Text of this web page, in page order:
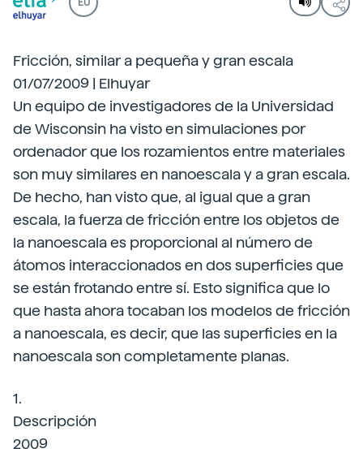
EU
Fricción, similar a pequeña y gran escala
01/07/2009 | Elhuyar
Un equipo de investigadores de la Universidad
de Wisconsin ha visto en simulaciones por
ordenador que los rozamientos entre materiales
son muy similares en nanoescala y a gran escala.
De hecho, han visto que, al igual que a gran
escala, la fuerza de fricción entre los objetos de
la nanoescala es proporcional al número de
átomos interaccionados en dos superficies que
se están frotando entre sí. Esto significa que lo
que hasta ahora tocaban los modelos de fricción
a nanoescala, es decir, que las superficies en la
nanoescala son completamente planas.
1.
Descripción
2009